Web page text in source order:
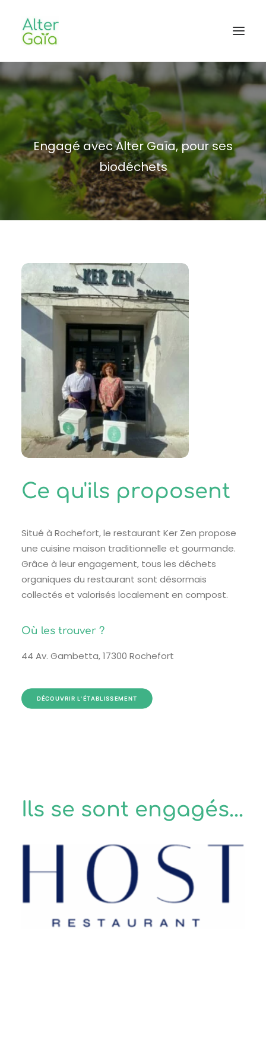
Accueil
Professionnels
Habitants
Blog
L’aventure
CONTACT
Engagé avec Alter Gaïa, pour ses
biodéchets
Ce qu'ils proposent
Situé à Rochefort, le restaurant Ker Zen propose
une cuisine maison traditionnelle et gourmande.
Grâce à leur engagement, tous les déchets
organiques du restaurant sont désormais
collectés et valorisés localement en compost.
Où les trouver ?
44 Av. Gambetta, 17300 Rochefort
DÉCOUVRIR L'ÉTABLISSEMENT
Ils se sont engagés...